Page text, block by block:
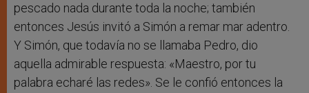
pescado nada durante toda la noche; también
entonces Jesús invitó a Simón a remar mar adentro.
Y Simón, que todavía no se llamaba Pedro, dio
aquella admirable respuesta: «Maestro, por tu
palabra echaré las redes». Se le confió entonces la